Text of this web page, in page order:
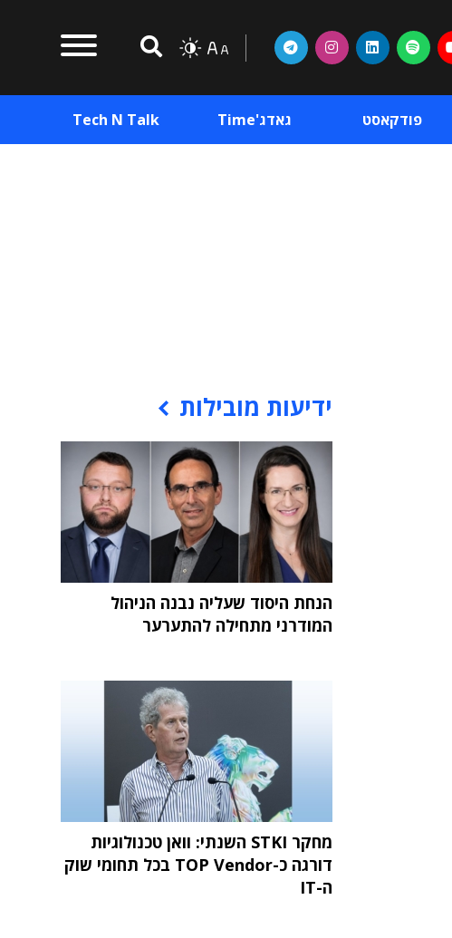
פודקאסט גאדג'Time Tech N Talk
ידיעות מובילות
הנחת היסוד שעליה נבנה הניהול
המודרני מתחילה להתערער
מחקר STKI השנתי: וואן טכנולוגיות
דורגה כ-TOP Vendor בכל תחומי שוק
ה-IT